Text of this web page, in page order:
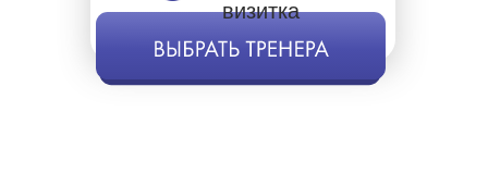
визитка